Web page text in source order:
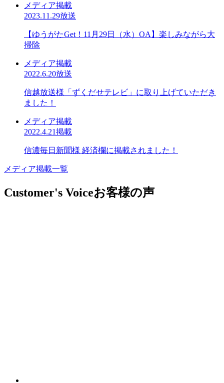
メディア掲載
2023.11.29放送
【ゆうがたGet！11月29日（水）OA】楽しみながら大
掃除
メディア掲載
2022.6.20放送
信越放送様「ずくだせテレビ」に取り上げていただき
ました！
メディア掲載
2022.4.21掲載
信濃毎日新聞様 経済欄に掲載されました！
メディア掲載一覧
Customer's Voiceお客様の声